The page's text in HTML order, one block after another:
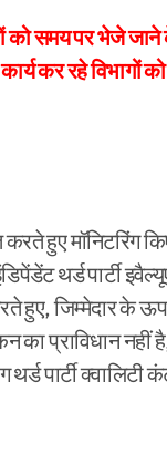
को समय पर भेजे जाने
कार्य कर रहे
हुए मॉनिटरिंग
थर्ड पार्टी
हुए, जिम्मेदार के
का प्राविधान
थर्ड पार्टी क्वालिटी